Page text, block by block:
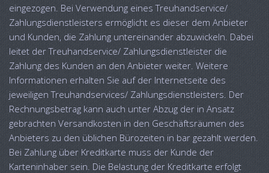
eingezogen. Bei Verwendung eines Treuhandservice/
Zahlungsdienstleisters ermöglicht es dieser dem Anbieter
und Kunden, die Zahlung untereinander abzuwickeln. Dabei
leitet der Treuhandservice/ Zahlungsdienstleister die
Zahlung des Kunden an den Anbieter weiter. Weitere
Informationen erhalten Sie auf der Internetseite des
jeweiligen Treuhandservices/ Zahlungsdienstleisters. Der
Rechnungsbetrag kann auch unter Abzug der in Ansatz
gebrachten Versandkosten in den Geschäftsräumen des
Anbieters zu den üblichen Bürozeiten in bar gezahlt werden.
Bei Zahlung über Kreditkarte muss der Kunde der
Karteninhaber sein. Die Belastung der Kreditkarte erfolgt